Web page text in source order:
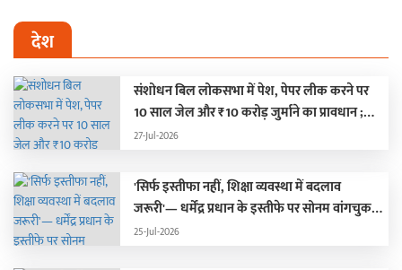
देश
संशोधन बिल लोकसभा में पेश, पेपर लीक करने पर
10 साल जेल और ₹10 करोड़ जुर्माने का प्रावधान ;
हंगामे के कारण दोनों सदन स्थगित
27-Jul-2026
'सिर्फ इस्तीफा नहीं, शिक्षा व्यवस्था में बदलाव
जरूरी'— धर्मेंद्र प्रधान के इस्तीफे पर सोनम वांगचुक
की पहली प्रतिक्रिया
25-Jul-2026